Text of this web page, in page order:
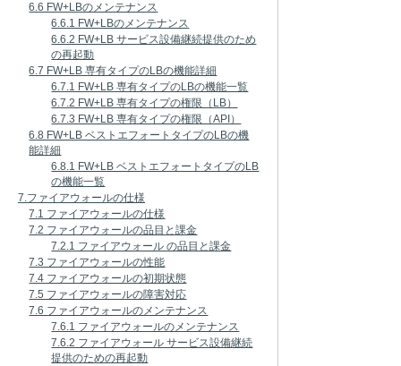
6.6 FW+LBのメンテナンス
6.6.1 FW+LBのメンテナンス
6.6.2 FW+LB サービス設備継続提供のため
の再起動
6.7 FW+LB 専有タイプのLBの機能詳細
6.7.1 FW+LB 専有タイプのLBの機能一覧
6.7.2 FW+LB 専有タイプの権限（LB）
6.7.3 FW+LB 専有タイプの権限（API）
6.8 FW+LB ベストエフォートタイプのLBの機
能詳細
6.8.1 FW+LB ベストエフォートタイプのLB
の機能一覧
7.ファイアウォールの仕様
7.1 ファイアウォールの仕様
7.2 ファイアウォールの品目と課金
7.2.1 ファイアウォール の品目と課金
7.3 ファイアウォールの性能
7.4 ファイアウォールの初期状態
7.5 ファイアウォールの障害対応
7.6 ファイアウォールのメンテナンス
7.6.1 ファイアウォールのメンテナンス
7.6.2 ファイアウォール サービス設備継続
提供のための再起動